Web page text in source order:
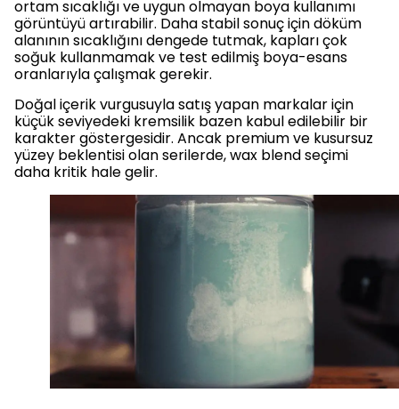
ortam sıcaklığı ve uygun olmayan boya kullanımı
görüntüyü artırabilir. Daha stabil sonuç için döküm
alanının sıcaklığını dengede tutmak, kapları çok
soğuk kullanmamak ve test edilmiş boya-esans
oranlarıyla çalışmak gerekir.
Doğal içerik vurgusuyla satış yapan markalar için
küçük seviyedeki kremsilik bazen kabul edilebilir bir
karakter göstergesidir. Ancak premium ve kusursuz
yüzey beklentisi olan serilerde, wax blend seçimi
daha kritik hale gelir.